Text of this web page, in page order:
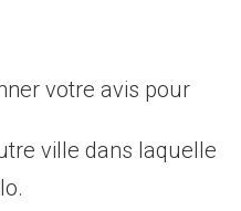
votre avis pour
ville dans laquelle